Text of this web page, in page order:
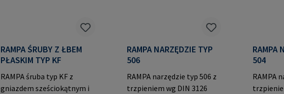
RAMPA ŚRUBY Z ŁBEM
PŁASKIM TYP KF
RAMPA śruba typ KF z
gniazdem sześciokątnym i
RAMPA NARZĘDZIE TYP
506
RAMPA narzędzie typ 506 z
trzpieniem wg DIN 3126
RAMPA
504
RAMPA